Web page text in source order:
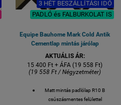
3 HÉT BESZÁLLÍTÁSI IDŐ
PADLÓ és FALBURKOLAT IS
Equipe Bauhome Mark Cold Antik
Cementlap mintás járólap
AKTUÁLIS ÁR:
15 400 Ft + ÁFA (19 558 Ft)
(19 558 Ft / Négyzetméter)
Matt mintás padlólap R10 B
csúszásmentes felülettel